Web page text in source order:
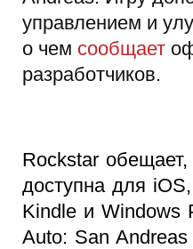
управлением и
о чем сообщает
разработчиков.
Rockstar обещает,
доступна для
Kindle и Windows
Auto: San Andreas